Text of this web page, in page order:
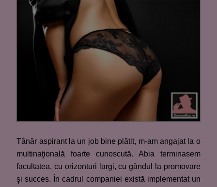
Tânăr aspirant la un job bine plătit, m-am angajat la o
multinaţională foarte cunoscută. Abia terminasem
facultatea, cu orizonturi largi, cu gândul la promovare
şi succes. În cadrul companiei există implementat un